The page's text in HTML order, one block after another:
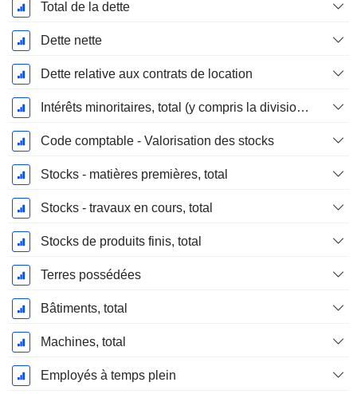
Total de la dette
Dette nette
Dette relative aux contrats de location
Intérêts minoritaires, total (y compris la division financière)
Code comptable - Valorisation des stocks
Stocks - matières premières, total
Stocks - travaux en cours, total
Stocks de produits finis, total
Terres possédées
Bâtiments, total
Machines, total
Employés à temps plein